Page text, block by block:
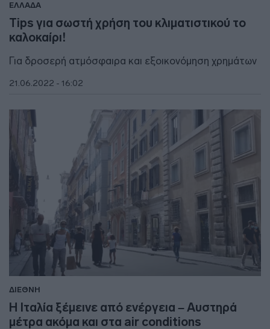
ΕΛΛΑΔΑ
Tips για σωστή χρήση του κλιματιστικού το
καλοκαίρι!
Για δροσερή ατμόσφαιρα και εξοικονόμηση χρημάτων
21.06.2022 - 16:02
ΔΙΕΘΝΗ
Η Ιταλία ξέμεινε από ενέργεια – Αυστηρά
μέτρα ακόμα και στα air conditions